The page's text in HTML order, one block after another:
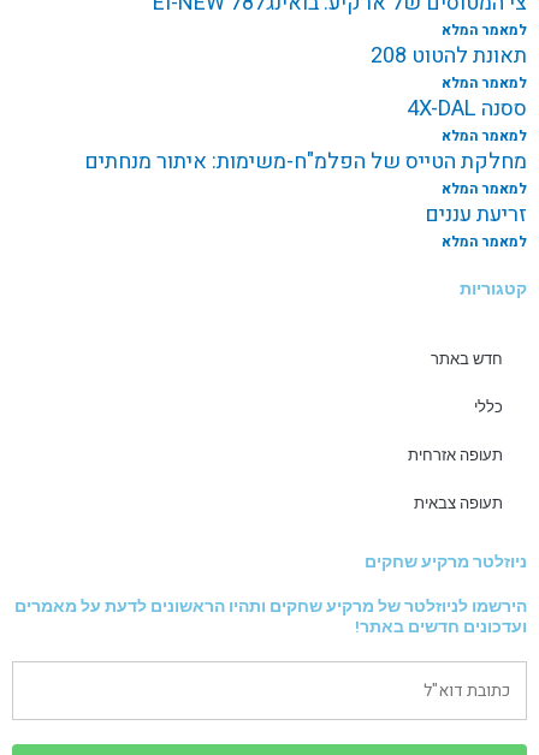
למאמר המלא
תאונת להטוט 208
למאמר המלא
ססנה 4X-DAL
למאמר המלא
מחלקת הטייס של הפלמ"ח-משימות: איתור מנחתים
למאמר המלא
זריעת עננים
למאמר המלא
קטגוריות
חדש באתר
כללי
תעופה אזרחית
תעופה צבאית
ניוזלטר מרקיע שחקים
הירשמו לניוזלטר של מרקיע שחקים ותהיו הראשונים לדעת על מאמרים
ועדכונים חדשים באתר!